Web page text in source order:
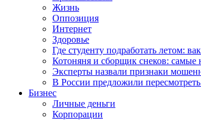
Жизнь
Оппозиция
Интернет
Здоровье
Где студенту подработать летом:
Котоняня и сборщик снеков: самые
Эксперты назвали признаки
В России предложили
Бизнес
Личные деньги
Корпорации